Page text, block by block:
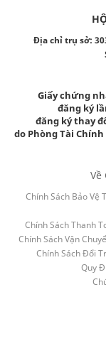
Địa chỉ trụ sở:
Giấy chứng
đăng ký
đăng ký thay
do Phòng Tài Chính
Về
Chính Sách Bảo Vệ
Chính Sách Thanh
Chính Sách Vận
Chính Sách Đổi
Quy